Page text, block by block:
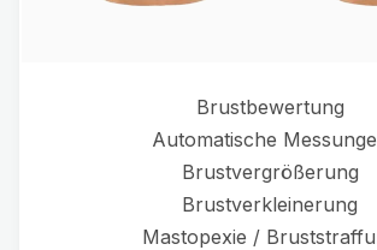
Brustbewertung
Automatische
Brustvergrößerung
Brustverkleinerung
Mastopexie /